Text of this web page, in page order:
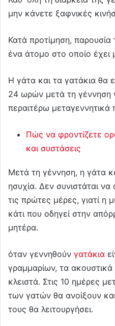
μην κάνετε ξαφνικές
Κατά προτίμηση, παρουσία
ένα άτομο στο οποίο έχει
Η γάτα και τα γατάκια θα
24 ωρών μετά τη γέννηση
περαιτέρω μεταγεννητικά
Πώς να φροντίζετε
και συστάσεις
Μετά τη γέννηση, η γάτα
ησυχία. Δεν συνιστάται
τις πρώτες μέρες, γιατί η
κάτι που οδηγεί στην
μητέρα.
όταν γεννηθούν γατάκια
γραμμαρίων, τα ακουστικά
κλειστά. Στις 10 ημέρες
των γατών θα ανοίξουν
τους θα λειτουργήσει.